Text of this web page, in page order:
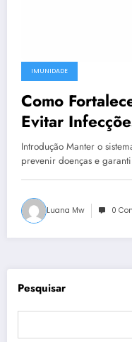
IMUNIDADE
Como
Evitar
Introdução Manter o
prevenir doenças e
Luana Mw 0
Pesquisar